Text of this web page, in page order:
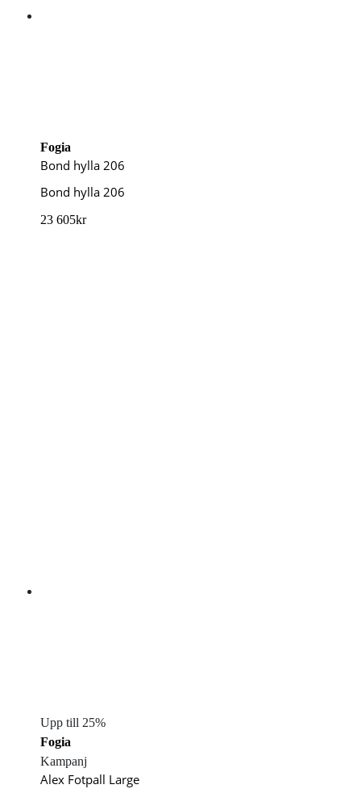
Fogia
Bond hylla 206
Bond hylla 206
23 605kr
Upp till 25%
Fogia
Kampanj
Alex Fotpall Large